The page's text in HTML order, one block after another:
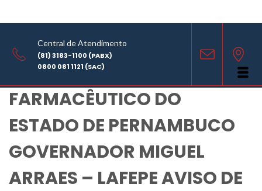
Central de Atendimento
(81) 3183-1100 (PABX)
0800 081 1121 (SAC)
COMPARTILHE
LABORATÓRIO
FARMACÊUTICO DO
ESTADO DE PERNAMBUCO
GOVERNADOR MIGUEL
ARRAES – LAFEPE AVISO DE